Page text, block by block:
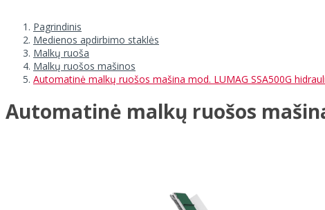
Pagrindinis
Medienos apdirbimo staklės
Malkų ruoša
Malkų ruošos mašinos
Automatinė malkų ruošos mašina mod. LUMAG SSA500G
Automatinė malkų ruošos